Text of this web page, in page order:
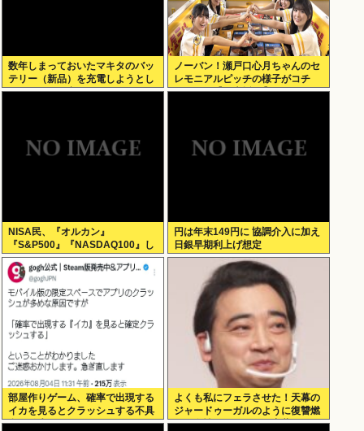
数年しまっておいたマキタのバッ
テリー（新品）を充電しようとし
たらエラーで充電できないんだ
ノーバン！瀬戸口心月ちゃんのセ
レモニアルピッチの様子がコチ
ラ！！！【乃木坂46】
NISA民、『オルカン』
『S&P500』『NASDAQ100』し
か買わない
円は年末149円に 協調介入に加え
日銀早期利上げ想定
部屋作りゲーム、確率で出現する
イカを見るとクラッシュする不具
合が発生
よくも私にフェラさせた！天幕の
ジャードゥーガルのように復讐燃
える女性。ジャンポケ斎藤2500万